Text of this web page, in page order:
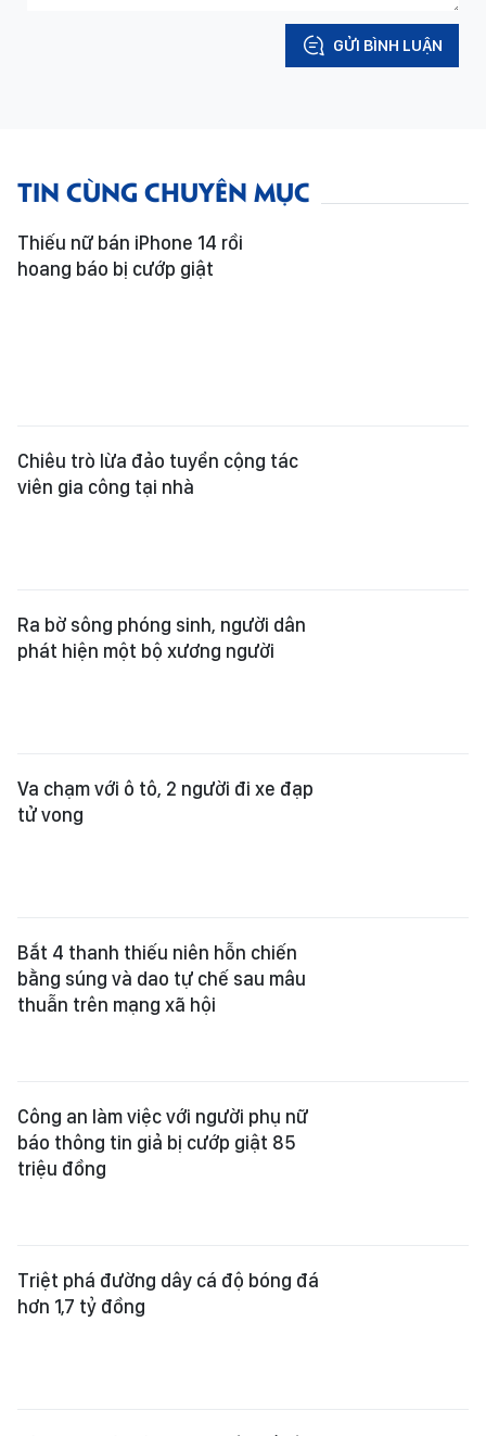
GỬI BÌNH LUẬN
TIN CÙNG CHUYÊN MỤC
Thiếu nữ bán iPhone 14 rồi
hoang báo bị cướp giật
Chiêu trò lừa đảo tuyển cộng tác
viên gia công tại nhà
Ra bờ sông phóng sinh, người dân
phát hiện một bộ xương người
Va chạm với ô tô, 2 người đi xe đạp
tử vong
Bắt 4 thanh thiếu niên hỗn chiến
bằng súng và dao tự chế sau mâu
thuẫn trên mạng xã hội
Công an làm việc với người phụ nữ
báo thông tin giả bị cướp giật 85
triệu đồng
Triệt phá đường dây cá độ bóng đá
hơn 1,7 tỷ đồng